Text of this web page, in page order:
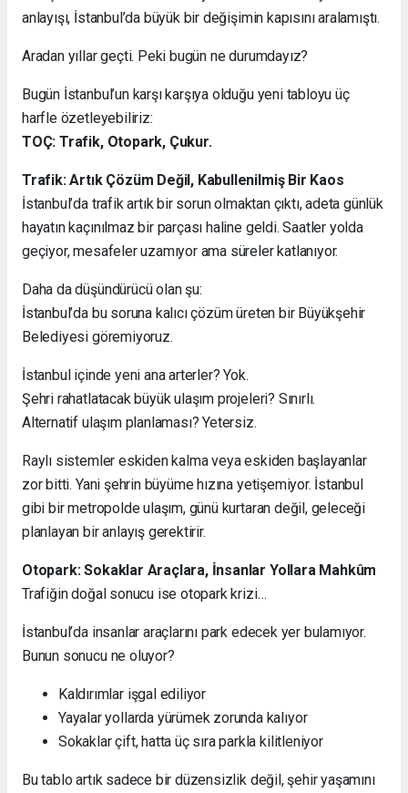
anlayışı, İstanbul’da büyük bir değişimin kapısını aralamıştı.
Aradan yıllar geçti. Peki bugün ne durumdayız?
Bugün İstanbul’un karşı karşıya olduğu yeni tabloyu üç
harfle özetleyebiliriz:
TOÇ: Trafik, Otopark, Çukur.
Trafik: Artık Çözüm Değil, Kabullenilmiş Bir Kaos
İstanbul’da trafik artık bir sorun olmaktan çıktı, adeta günlük
hayatın kaçınılmaz bir parçası haline geldi. Saatler yolda
geçiyor, mesafeler uzamıyor ama süreler katlanıyor.
Daha da düşündürücü olan şu:
İstanbul’da bu soruna kalıcı çözüm üreten bir Büyükşehir
Belediyesi göremiyoruz.
İstanbul içinde yeni ana arterler? Yok.
Şehri rahatlatacak büyük ulaşım projeleri? Sınırlı.
Alternatif ulaşım planlaması? Yetersiz.
Raylı sistemler eskiden kalma veya eskiden başlayanlar
zor bitti. Yani şehrin büyüme hızına yetişemiyor. İstanbul
gibi bir metropolde ulaşım, günü kurtaran değil, geleceği
planlayan bir anlayış gerektirir.
Otopark: Sokaklar Araçlara, İnsanlar Yollara Mahkûm
Trafiğin doğal sonucu ise otopark krizi…
İstanbul’da insanlar araçlarını park edecek yer bulamıyor.
Bunun sonucu ne oluyor?
Kaldırımlar işgal ediliyor
Yayalar yollarda yürümek zorunda kalıyor
Sokaklar çift, hatta üç sıra parkla kilitleniyor
Bu tablo artık sadece bir düzensizlik değil, şehir yaşamını